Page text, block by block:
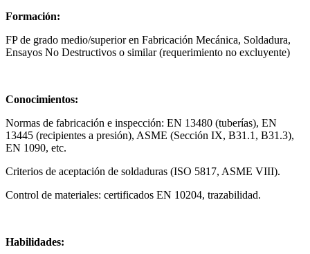
Formación:
FP de grado medio/superior en Fabricación Mecánica, Soldadura,
Ensayos No Destructivos o similar (requerimiento no excluyente)
Conocimientos:
Normas de fabricación e inspección: EN 13480 (tuberías), EN
13445 (recipientes a presión), ASME (Sección IX, B31.1, B31.3),
EN 1090, etc.
Criterios de aceptación de soldaduras (ISO 5817, ASME VIII).
Control de materiales: certificados EN 10204, trazabilidad.
Habilidades: